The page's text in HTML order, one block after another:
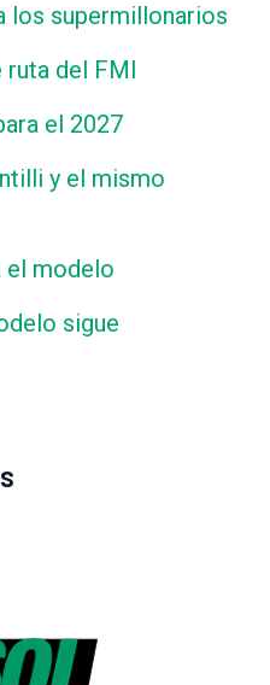
los supermillonarios
del FMI
el 2027
y el mismo
el modelo
sigue